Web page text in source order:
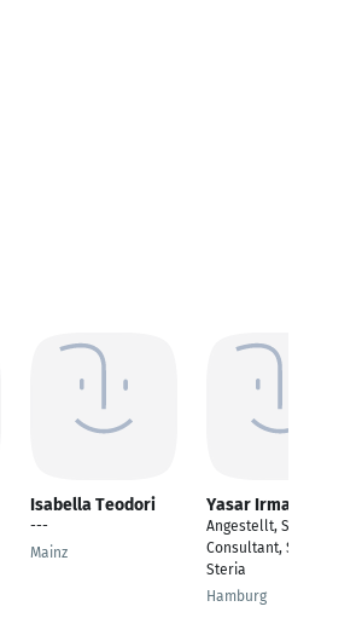
Isabella Teodori
---
Mainz
Yasar Irmak
Angestellt, SAP FI/CO
Consultant, Sopra
Steria
Hamburg